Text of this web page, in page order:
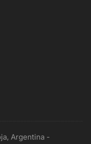
Argentina -